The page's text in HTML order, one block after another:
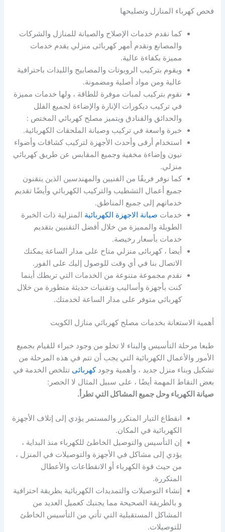
فحص كهرباء المنازل وتصليحها
كما نقدم خدمات الإصلاح والصيانة للمنازل والشركات
والمصانع ونقدم أمهر كهربائى منزلي يقدم خدمات
مميزة بكفاءة عالية.
ويقوم بتركيب الروبوتات والمصابيح والليدات باحترافية
عالية ومن مواد أصلية ومضمونة.
نقوم بتركيب لمبات موفرة للطاقة ، ولها خدمات مميزة
في تركيب ديكورات الإنارة والإضاءة لجميع الفلل
والحدائق والفنادق ويتميز مصلح كهربائي المختص :
خبرة واسعة في تركيب وصيانة الملحقات الكهربائية.
استخدام أرقى وأحدث الأجهزة لتركيب كشافات وأضواء
نيون وإضاءة مخفية وجميع المقابس عن طريق كهربائي
منزلي.
كما نوفر فريقًا من الفنيين والمهندسين الذين يتقنون
جميع أعمال التشطيب والتركيب الكهربائي وأيضًا تقديم
خدماتهم إلى جميع المناطق.
خدمات صيانة الاجهزة الكهربائية المنزلية ذات الخبرة
الطويلة والمميزة من خلال أفضل التقنيين بتقديم
خدمات بأسعار رخيصة.
أيضا ، كهربائى منزلي متاح على مدار الساعة يمكنك
الاتصال بنا في أي وقت للوصول إليك على الفور.
نقدم مجموعة متنوعة من الخدمات التي تربطك أينما
كنت بأجهزة وأساليب وتقنيات حديثة متطورة من خلال
كهربائي متوفر على مدار الساعة لخدمتك.
أهمية الاستعانة بخدمات مصلح كهربائي منازل الكويت
طبعا مرحلة التأسيس والبناء لا تخلو من وجود خبراء للقيام بجميع
الأمور والأعمال الكهربائية التي يجب أن تتم في هذه المرحلة من
تشكيل وبناء منزل جديد ، وأهمية وجودكهربائى تتلخص الخدمة في
بعض النقاط المهمة أيضًا ، على سبيل المثال لا الحصر:
صيانة الكهرباء وحل جميع المشاكل التي تطرأ.
انقطاع التيار المتكرر والمستمر يؤدي إلى إتلاف الأجهزة
الكهربائية في المكان.
إن التأسيس والتوصيل الخاطئ للكهرباء منذ البداية ،
يؤدي إلى مشاكل في الأجهزة والتوصيلات في المنزل ،
من حيث قوة الكهرباء أو الانقطاعات والأعطال
المتكررة.
إنشاء التوصيلات والتمديدات الكهربائية بطريقة احترافية
و بالطريقة الصحيحة مما يجنبك كعميل العديد من
المشاكل المستقبلية التي تأتي من التأسيس الخاطئ
للتوصيلات.